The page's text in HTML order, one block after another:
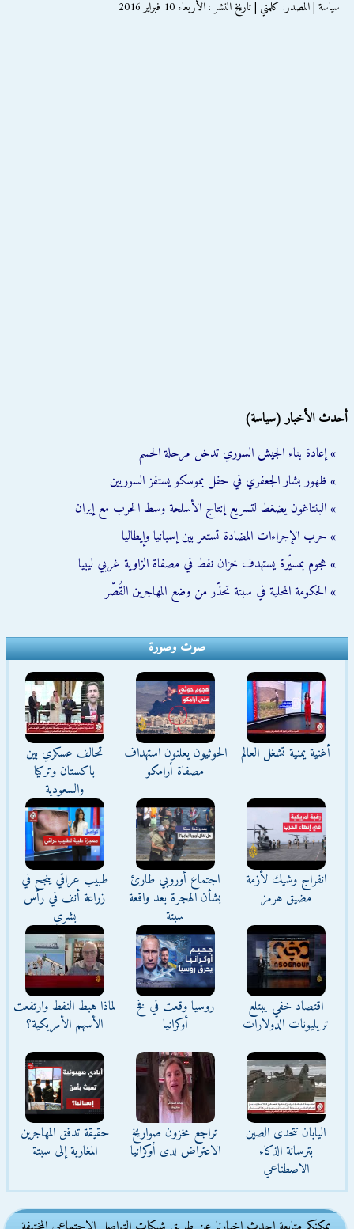
سياسة | المصدر: كلمتي | تاريخ النشر : الأربعاء 10 فبراير 2016
أحدث الأخبار (سياسة)
» إعادة بناء الجيش السوري تدخل مرحلة الحسم
» ظهور بشار الجعفري في حفل بموسكو يستفز السوريين
» البنتاغون يضغط لتسريع إنتاج الأسلحة وسط الحرب مع إيران
» حرب الإجراءات المضادة تستعر بين إسبانيا وإيطاليا
» هجوم بمسيّرة يستهدف خزان نفط في مصفاة الزاوية غربي ليبيا
» الحكومة المحلية في سبتة تحذّر من وضع المهاجرين القُصّر
صوت وصورة
أغنية يمنية تشغل العالم
الحوثيون يعلنون استهداف
مصفاة أرامكو
تحالف عسكري بين
باكستان وتركيا
والسعودية
انفراج وشيك لأزمة
مضيق هرمز
اجتماع أوروبي طارئ
بشأن الهجرة بعد واقعة
سبتة
طبيب عراقي ينجح في
زراعة أنف في رأس
بشري
اقتصاد خفي يبتلع
تريليونات الدولارات
روسيا وقعت في فخ
أوكرانيا
لماذا هبط النفط وارتفعت
الأسهم الأمريكية؟
اليابان تتحدى الصين
بترسانة الذكاء
الاصطناعي
تراجع مخزون صواريخ
الاعتراض لدى أوكرانيا
حقيقة تدفق المهاجرين
المغاربة إلى سبتة